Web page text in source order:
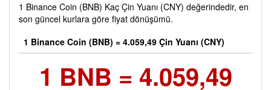
1 Binance Coin (BNB) Kaç Çin Yuanı (CNY) değerindedir, en
son güncel kurlara göre fiyat dönüşümü.
1 Binance Coin (BNB) = 4.059,49 Çin Yuanı (CNY)
1 BNB = 4.059,49